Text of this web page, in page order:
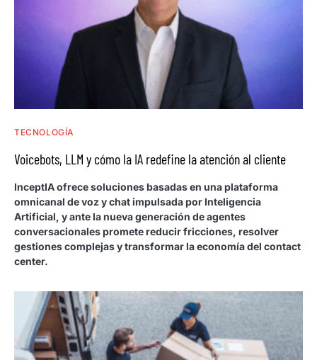
TECNOLOGÍA
Voicebots, LLM y cómo la IA redefine la atención al cliente
InceptIA ofrece soluciones basadas en una plataforma
omnicanal de voz y chat impulsada por Inteligencia
Artificial, y ante la nueva generación de agentes
conversacionales promete reducir fricciones, resolver
gestiones complejas y transformar la economía del contact
center.